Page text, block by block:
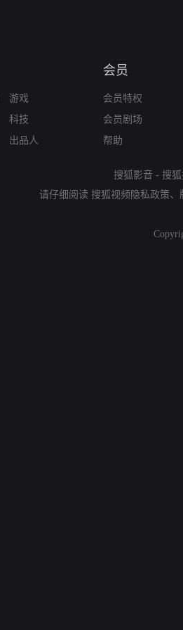
游戏
科技
出品人
会员
会员特权
会员剧场
帮助
搜狐影音 - 搜
请仔细阅读 搜狐视频隐私政策、